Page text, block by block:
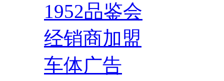
1952品鉴会
经销商加盟
车体广告